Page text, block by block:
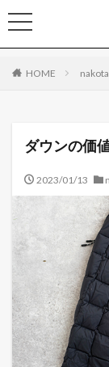
HOME nakota
ダウンの価
2023/01/13